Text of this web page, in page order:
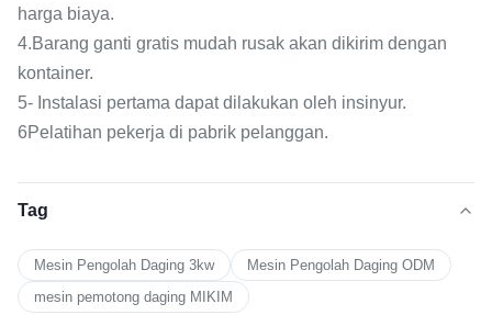
harga biaya.
4.Barang ganti gratis mudah rusak akan dikirim dengan
kontainer.
5- Instalasi pertama dapat dilakukan oleh insinyur.
6Pelatihan pekerja di pabrik pelanggan.
Tag
Mesin Pengolah Daging 3kw
Mesin Pengolah Daging ODM
mesin pemotong daging MIKIM